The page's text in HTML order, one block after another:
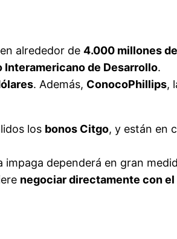
alrededor de 4.000 millones
Interamericano de Desarrollo.
. Además, ConocoPhillips,
los bonos Citgo, y están en
dependerá en gran
negociar directamente con el